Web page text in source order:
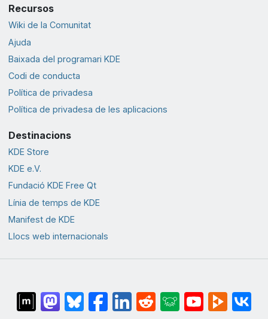
Recursos
Wiki de la Comunitat
Ajuda
Baixada del programari KDE
Codi de conducta
Política de privadesa
Política de privadesa de les aplicacions
Destinacions
KDE Store
KDE e.V.
Fundació KDE Free Qt
Línia de temps de KDE
Manifest de KDE
Llocs web internacionals